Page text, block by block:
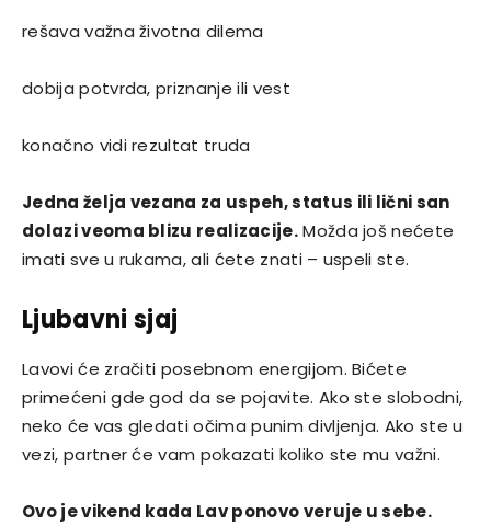
rešava važna životna dilema
dobija potvrda, priznanje ili vest
konačno vidi rezultat truda
Jedna želja vezana za uspeh, status ili lični san
dolazi veoma blizu realizacije.Možda još nećete
imati sve u rukama, ali ćete znati – uspeli ste.
Ljubavni sjaj
Lavovi će zračiti posebnom energijom. Bićete
primećeni gde god da se pojavite. Ako ste slobodni,
neko će vas gledati očima punim divljenja. Ako ste u
vezi, partner će vam pokazati koliko ste mu važni.
Ovo je vikend kada Lav ponovo veruje u sebe.